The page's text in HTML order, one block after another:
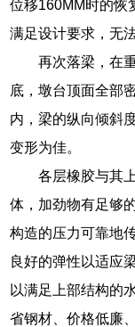
位移160MM时的恢
满足设计要求，无
再次落梁，在
底，墩台顶面全部
内，梁的纵向倾斜
变形为佳。
各层橡胶与其
体，加劲物有足够
构造的压力可靠地
良好的弹性以适应
以满足上部结构的
省钢材、价格低廉